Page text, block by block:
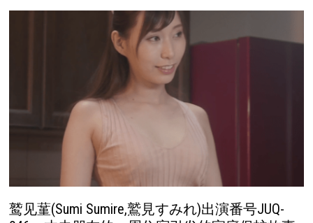
鹫见蓳(Sumi Sumire,鷲見すみれ)出演番号JUQ-